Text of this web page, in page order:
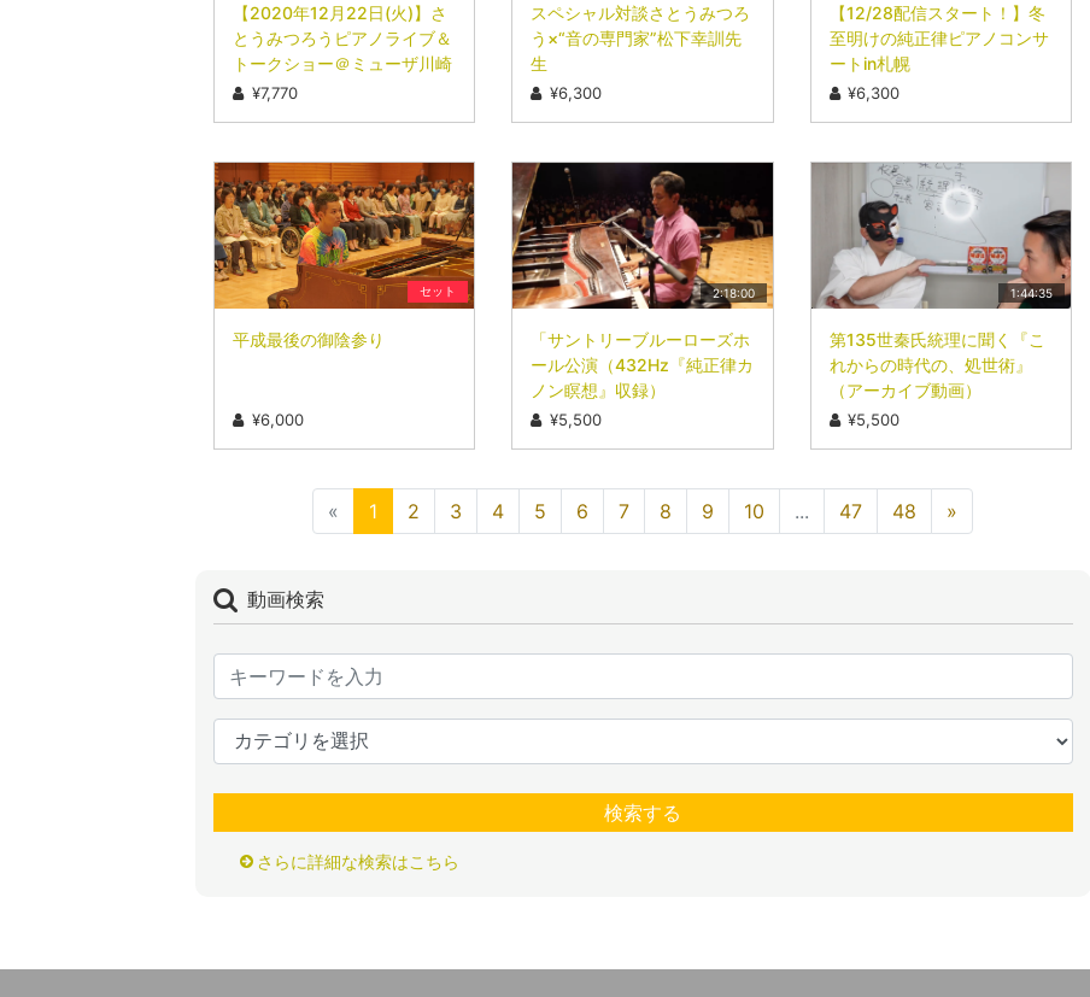
【2020年12月22日(火)】さ
とうみつろう​ピアノライブ＆
トークショー＠ミューザ川崎
¥7,770
スペシャル対談さとうみつろ
う×“音の専門家”松下幸訓先
生
¥6,300
【12/28配信スタート！】冬
至明けの純正律ピアノコンサ
ートin札幌
¥6,300
セット
平成最後の御陰参り
¥6,000
2:18:00
「サントリーブルーローズホ
ール公演（432Hz『純正律カ
ノン瞑想』収録）
¥5,500
1:44:35
第135世秦氏統理に聞く『こ
れからの時代の、処世術』
（アーカイブ動画）
¥5,500
« 1 2 3 4 5 6 7 8 9 10 ... 47 48 »
動画検索
検索する
さらに詳細な検索はこちら